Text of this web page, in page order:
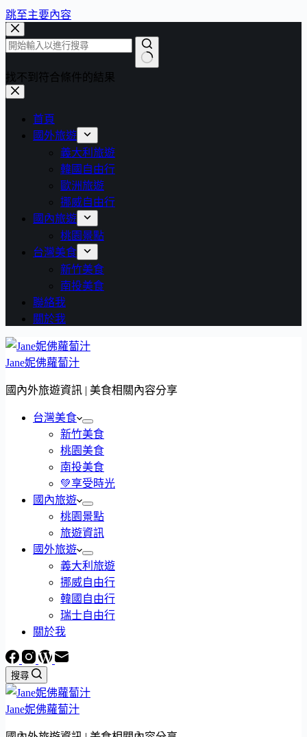
跳至主要內容
找不到符合條件的結果
首頁
國外旅遊
義大利旅遊
韓國自由行
歐洲旅遊
挪威自由行
國內旅遊
桃園景點
台灣美食
新竹美食
南投美食
聯絡我
關於我
Jane妮佛蘿蔔汁
國內外旅遊資訊 | 美食相關內容分享
台灣美食
新竹美食
桃園美食
南投美食
💚享受時光
國內旅遊
桃園景點
旅遊資訊
國外旅遊
義大利旅遊
挪威自由行
韓國自由行
瑞士自由行
關於我
搜尋
Jane妮佛蘿蔔汁